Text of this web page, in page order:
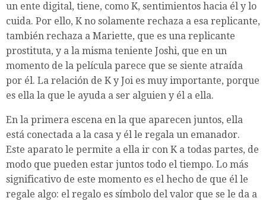
un ente digital, tiene, como K, sentimientos hacia él y lo
cuida. Por ello, K no solamente rechaza a esa replicante,
también rechaza a Mariette, que es una replicante
prostituta, y a la misma teniente Joshi, que en un
momento de la película parece que se siente atraída
por él. La relación de K y Joi es muy importante, porque
es ella la que le ayuda a ser alguien y él a ella.
En la primera escena en la que aparecen juntos, ella
está conectada a la casa y él le regala un emanador.
Este aparato le permite a ella ir con K a todas partes, de
modo que pueden estar juntos todo el tiempo. Lo más
significativo de este momento es el hecho de que él le
regale algo: el regalo es símbolo del valor que se le da a